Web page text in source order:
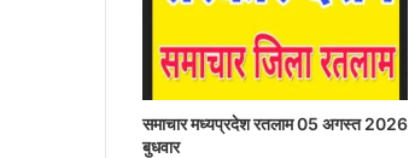
समाचार मध्यप्रदेश रतलाम 05 अगस्त 2026
बुधवार